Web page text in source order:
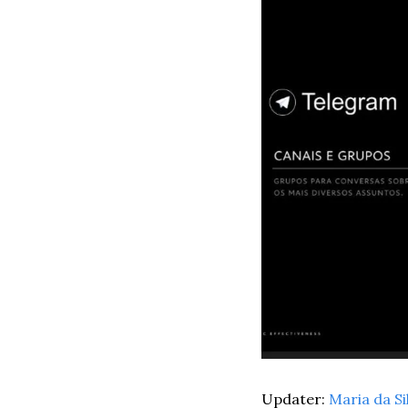
Updater: Maria da